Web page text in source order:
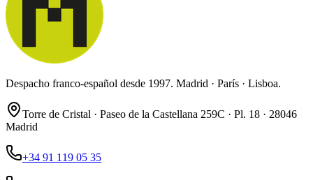
Despacho franco-español desde 1997. Madrid · París · Lisboa.
Torre de Cristal · Paseo de la Castellana 259C · Pl. 18 · 28046
Madrid
+34 91 119 05 35